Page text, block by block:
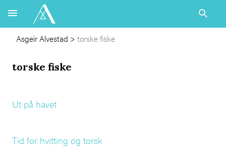
Asgeir Alvestad > torske fiske
torske fiske
Ut på havet
Tid for hvitting og torsk